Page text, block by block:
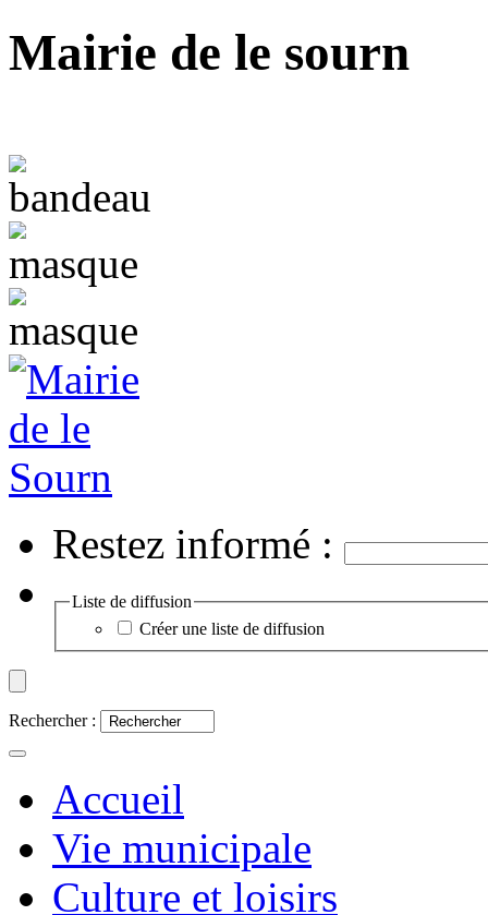
Mairie de le sourn
Restez informé :
Liste de diffusion
Créer une liste de diffusion
Rechercher :
Accueil
Vie municipale
Culture et loisirs